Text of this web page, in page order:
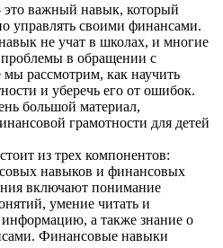
важный навык, который
управлять своими финансами.
не учат в школах, и многие
в обращении с
рассмотрим, как научить
и уберечь его от ошибок.
большой материал,
грамотности для детей
из трех компонентов:
навыков и финансовых
включают понимание
умение читать и
а также знание о
Финансовые навыки